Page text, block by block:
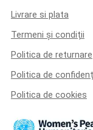
Livrare si plata
Termeni și condiții
Politica de returnare
Politica de
Politica de cookies